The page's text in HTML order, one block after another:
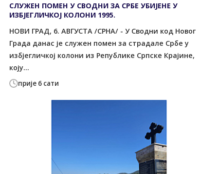
прије 6 сати
СЛУЖЕН ПОМЕН У СВОДНИ ЗА СРБЕ УБИЈЕНЕ У
ИЗБЈЕГЛИЧКОЈ КОЛОНИ 1995.
НОВИ ГРАД, 6. АВГУСТА /СРНА/ - У Сводни код Новог
Града данас је служен помен за страдале Србе у
избјегличкој колони из Републике Српске Крајине,
коју...